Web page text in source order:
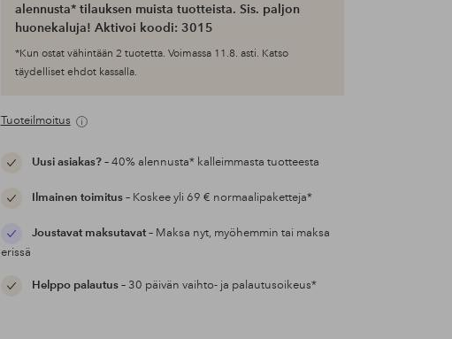
alennusta* tilauksen muista tuotteista. Sis. paljon
huonekaluja! Aktivoi koodi: 3015
*Kun ostat vähintään 2 tuotetta. Voimassa 11.8. asti. Katso
täydelliset ehdot kassalla.
Tuoteilmoitus
Uusi asiakas?– 40% alennusta* kalleimmasta tuotteesta
Ilmainen toimitus– Koskee yli 69 € normaalipaketteja*
Joustavat maksutavat– Maksa nyt, myöhemmin tai maksa
erissä
Helppo palautus– 30 päivän vaihto- ja palautusoikeus*